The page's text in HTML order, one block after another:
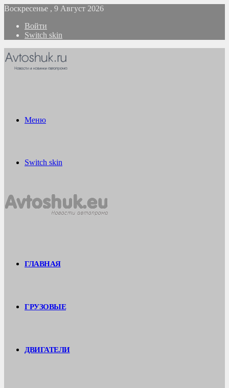
Воскресенье , 9 Август 2026
Войти
Switch skin
Меню
Switch skin
ГЛАВНАЯ
ГРУЗОВЫЕ
ДВИГАТЕЛИ